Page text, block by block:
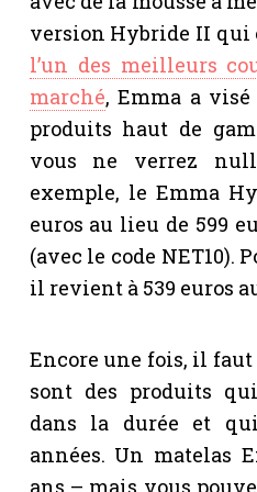
version Hybride II qui
l’un des meilleurs
marché, Emma a visé
produits haut de
vous ne verrez
exemple, le Emma
euros au lieu de 599
(avec le code NET10).
il revient à 539 euros
Encore une fois, il faut
sont des produits
dans la durée et
années. Un matelas
ans – mais vous